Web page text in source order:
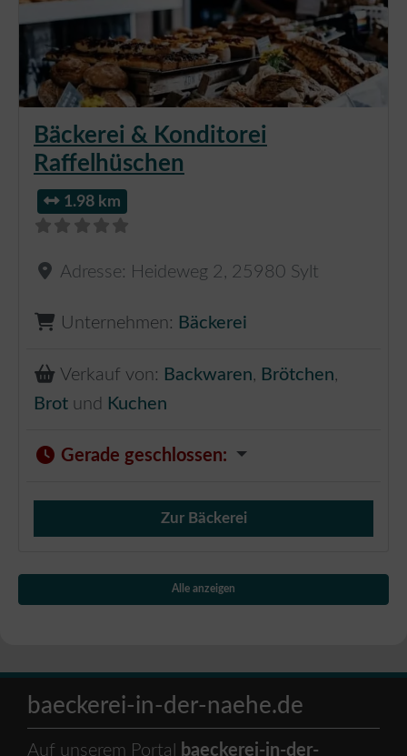
Bäckerei & Konditorei
Raffelhüschen
1.98 km
Adresse: Heideweg 2 , 25980 Sylt
Unternehmen: Bäckerei
Verkauf von: Backwaren, Brötchen,
Brot und Kuchen
Gerade geschlossen:
Verkauf von Brötchen,
Zur Bäckerei
Alle anzeigen
baeckerei-in-der-naehe.de
Auf unserem Portal
baeckerei-in-der-